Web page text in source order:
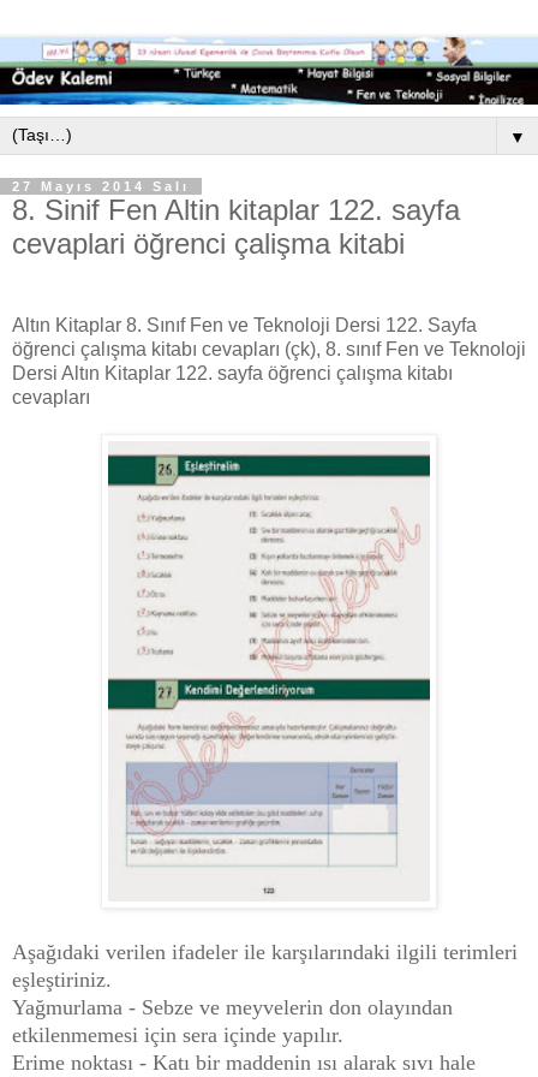
▼
27 Mayıs 2014 Salı
8. Sinif Fen Altin kitaplar 122. sayfa
cevaplari öğrenci çalişma kitabi
Altın Kitaplar 8. Sınıf Fen ve Teknoloji Dersi 122. Sayfa
öğrenci çalışma kitabı cevapları (çk), 8. sınıf Fen ve Teknoloji
Dersi Altın Kitaplar 122. sayfa öğrenci çalışma kitabı
cevapları
Aşağıdaki verilen ifadeler ile karşılarındaki ilgili terimleri
eşleştiriniz.
Yağmurlama - Sebze ve meyvelerin don olayından
etkilenmemesi için sera içinde yapılır.
Erime noktası - Katı bir maddenin ısı alarak sıvı hale